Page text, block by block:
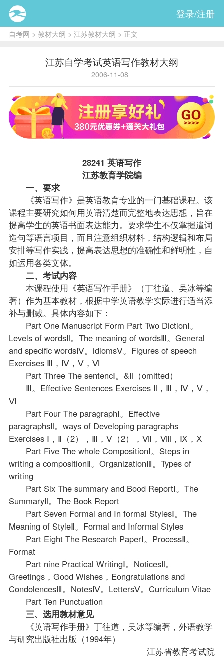
登录/注册
自考网 > 教材大纲 > 江苏教材大纲 > 正文
江苏自学考试英语写作教材大纲
2006-11-08
28241 英语写作
江苏教育学院编
一、要求
《英语写作》是英语教育专业的一门基础课程。该
课程主要研究如何用英语清楚而完整地表达思想，旨在
提高学生的英语书面表达能力。要求学生不仅掌握遣词
造句等语言项目，而且注意组织材料，结构逻辑和布局
安排等写作实践，提高表达思想的准确性和鲜明性，自
如运用各类文体。
二、考试内容
本课程使用《英语写作手册》（丁往道、吴冰等编
著）作为基本教材，根据中学英语教学实际进行适当添
补与删减。具体内容如下：
Part One Manuscript Form Part Two DictionⅠ。
Levels of wordsⅡ。The meaning of wordsⅢ。General
and specific wordsⅣ。idiomsⅤ。Figures of speech
Exercises Ⅲ，Ⅳ，Ⅴ，Ⅵ
Part Three The sentencⅠ。&Ⅱ（omitted）
Ⅲ。Effective Sentences Exercises Ⅱ，Ⅲ，Ⅳ，Ⅴ，
Ⅵ
Part Four The paragraphⅠ。Effective
paragraphsⅡ。ways of Developing paragraphs
Exercises Ⅰ，Ⅱ（2），Ⅲ，Ⅴ（2），Ⅶ，Ⅷ，Ⅸ，Ⅹ
Part Five The whole CompositionⅠ。Steps in
writing a compositionⅡ。OrganizationⅢ。Types of
writing
Part Six The summary and Bood ReportⅠ。The
SummaryⅡ。The Book Report
Part Seven Formal and In formal StylesⅠ。The
Meaning of StyleⅡ。Formal and Informal Styles
Part Eight The Research PaperⅠ。ProcessⅡ。
Format
Part nine Practical WritingⅠ。NoticesⅡ。
Greetings，Good Wishes，Eongratulations and
CondolencesⅢ。NotesⅣ。LettersⅤ。Curriculum Vitae
Part Ten Punctuation
三、选用教材意见
《英语写作手册》丁往道，吴冰等编著，外语教学
与研究出版社出版（1994年）
江苏省教育考试院